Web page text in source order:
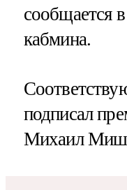
сообщается
кабмина.
подписал
Михаил